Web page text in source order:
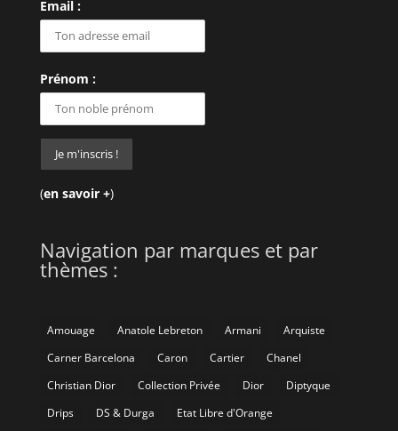
Email :
Prénom :
(en savoir +)
Navigation par marques et par
thèmes :
Amouage Anatole Lebreton Armani
Arquiste
Carner Barcelona
Caron Cartier
Chanel
Christian Dior
Collection Privée Dior
Diptyque
Drips
DS & Durga
Etat Libre d'Orange